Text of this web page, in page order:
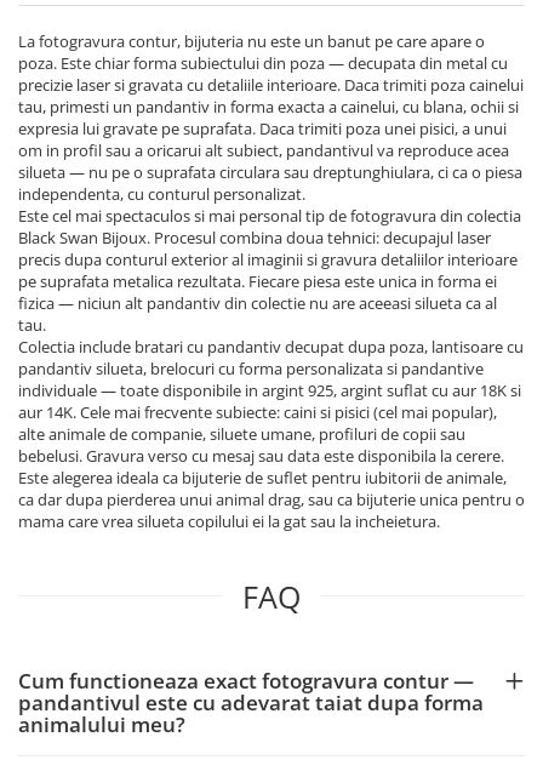
Cadouri pentru Absolvire
Cadou Educatoare / Invatatoare /
Profesoare
Cadouri Cupluri
Bijuterii Pasiuni & Hobby
Bijuterii Tematice Sport
Bijuterii cu mesaj Motivational
Bijuterii personalizate cu poza
La fotogravura contur, bijuteria nu este un banut pe care apare o
poza. Este chiar forma subiectului din poza — decupata din metal cu
precizie laser si gravata cu detaliile interioare. Daca trimiti poza cainelui
tau, primesti un pandantiv in forma exacta a cainelui, cu blana, ochii si
expresia lui gravate pe suprafata. Daca trimiti poza unei pisici, a unui
om in profil sau a oricarui alt subiect, pandantivul va reproduce acea
silueta — nu pe o suprafata circulara sau dreptunghiulara, ci ca o piesa
independenta, cu conturul personalizat.
Este cel mai spectaculos si mai personal tip de fotogravura din colectia
Black Swan Bijoux. Procesul combina doua tehnici: decupajul laser
precis dupa conturul exterior al imaginii si gravura detaliilor interioare
pe suprafata metalica rezultata. Fiecare piesa este unica in forma ei
fizica — niciun alt pandantiv din colectie nu are aceeasi silueta ca al
tau.
Colectia include bratari cu pandantiv decupat dupa poza, lantisoare cu
pandantiv silueta, brelocuri cu forma personalizata si pandantive
individuale — toate disponibile in argint 925, argint suflat cu aur 18K si
aur 14K. Cele mai frecvente subiecte: caini si pisici (cel mai popular),
alte animale de companie, siluete umane, profiluri de copii sau
bebelusi. Gravura verso cu mesaj sau data este disponibila la cerere.
Este alegerea ideala ca bijuterie de suflet pentru iubitorii de animale,
ca dar dupa pierderea unui animal drag, sau ca bijuterie unica pentru o
mama care vrea silueta copilului ei la gat sau la incheietura.
FAQ
Cum functioneaza exact fotogravura contur —
pandantivul este cu adevarat taiat dupa forma
animalului meu?